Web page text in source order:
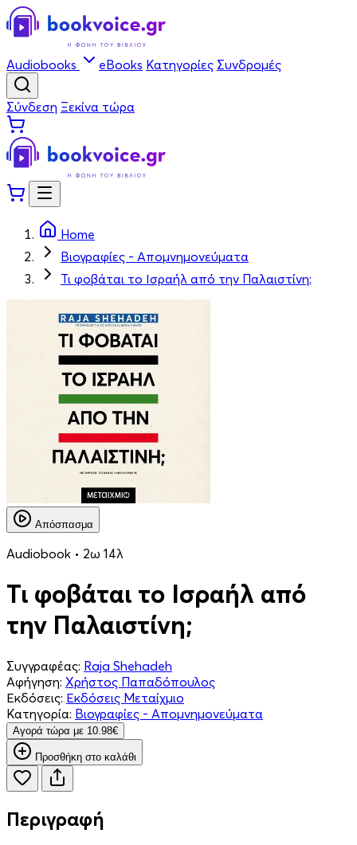
Audiobooks eBooks Κατηγορίες Συνδρομές
Σύνδεση Ξεκίνα τώρα
Home
Βιογραφίες - Απομνημονεύματα
Τι φοβάται το Ισραήλ από την Παλαιστίνη;
Απόσπασμα
Audiobook • 2ω 14λ
Τι φοβάται το Ισραήλ από
την Παλαιστίνη;
Συγγραφέας: Raja Shehadeh
Αφήγηση: Χρήστος Παπαδόπουλος
Εκδόσεις: Εκδόσεις Μεταίχμιο
Κατηγορία: Βιογραφίες - Απομνημονεύματα
Aγορά τώρα με 10.98€
Προσθήκη στο καλάθι
Περιγραφή